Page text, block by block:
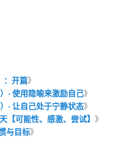
：开篇》
- 使用隐喻来激励自己》
- 让自己处于宁静状态》
【可能性、感激、尝试】 》
与目标》